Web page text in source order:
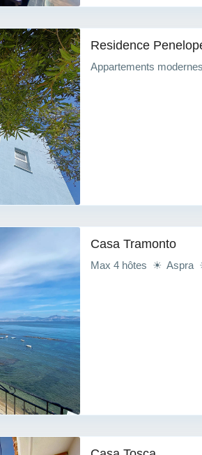
Residence
Appartements
Casa Tramonto
Max 4 hôtes ☀ Aspra